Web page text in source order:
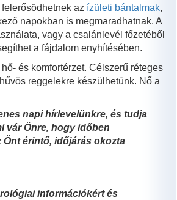
az ízületi bántalmak,
napokban is megmaradhatnak. A
vagy a csalánlevél főzetéből
a fájdalom enyhítésében.
és komfortérzet. Célszerű réteges
reggelekre készülhetünk. Nő a
napi hírlevelünkre, és tudja
vár Önre, hogy időben
Önt érintő, időjárás okozta
információkért és